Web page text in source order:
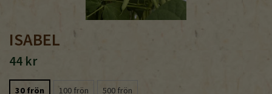
ISABEL
44 kr
30 frön 100 frön 500 frön